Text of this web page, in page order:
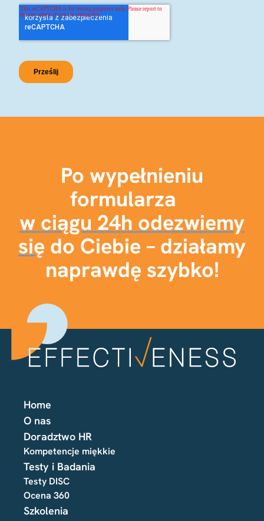
Po wypełnieniu
formularza
w ciągu 24h odezwiemy
się do Ciebie – działamy
naprawdę szybko!
Home
O nas
Doradztwo HR
Kompetencje miękkie
Testy i Badania
Testy DISC
Ocena 360
Szkolenia